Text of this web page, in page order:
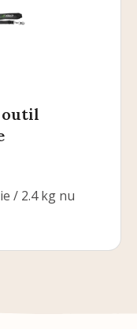
outil
/ 2.4 kg nu